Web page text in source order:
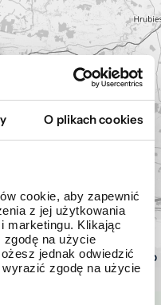
O plikach cookies
cookie, aby zapewnić
z jej użytkowania
marketingu. Klikając
zgodę na użycie
jednak odwiedzić
zgodę na użycie
Leaflet
| ©
OpenStreetMap